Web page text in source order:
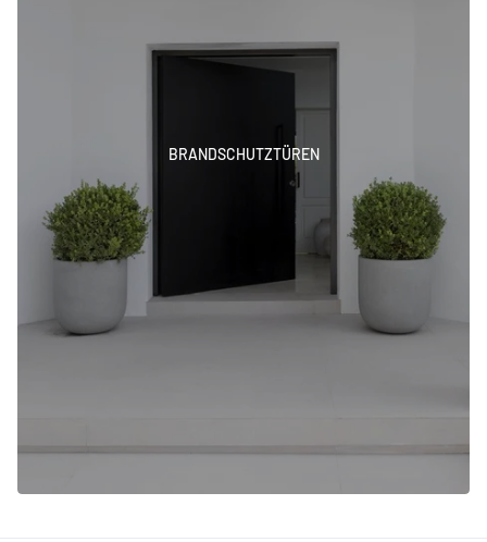
BRANDSCHUTZTÜREN